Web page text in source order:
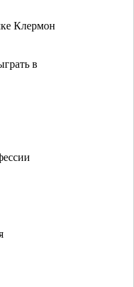
Клермон
в